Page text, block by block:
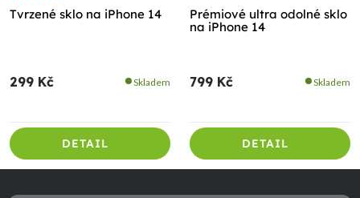
Tvrzené sklo na iPhone 14
299 Kč Skladem
DETAIL
Prémiové ultra odolné sklo
na iPhone 14
799 Kč Skladem
DETAIL